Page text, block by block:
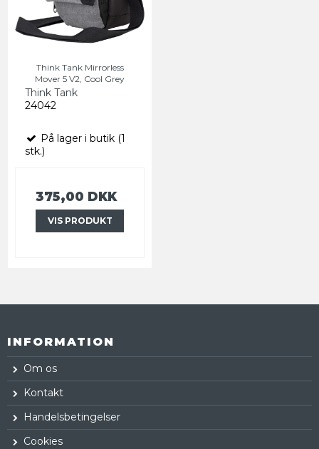
Think Tank Mirrorless
Mover 5 V2, Cool Grey
Think Tank
24042
På lager i butik (1
stk.)
375,00 DKK
VIS PRODUKT
INFORMATION
Om os
Kontakt
Handelsbetingelser
Cookies